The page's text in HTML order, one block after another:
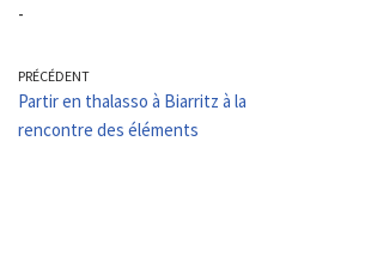
-
PRÉCÉDENT
Partir en thalasso à Biarritz à la
rencontre des éléments